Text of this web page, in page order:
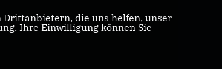
Drittanbietern, die uns helfen, unser
Ihre Einwilligung können Sie